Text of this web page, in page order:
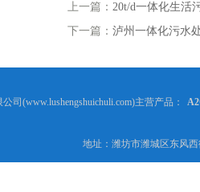
上一篇： 20t/d一体化生活
下一篇： 泸州一体化污水
司(www.lushengshuichuli.com)主营产品：
地址：潍坊市潍城区东风